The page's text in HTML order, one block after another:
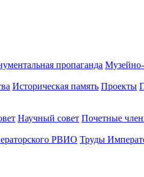
пропаганда Музейно-
Историческая память Проекты
Научный совет Почетные
РВИО Труды